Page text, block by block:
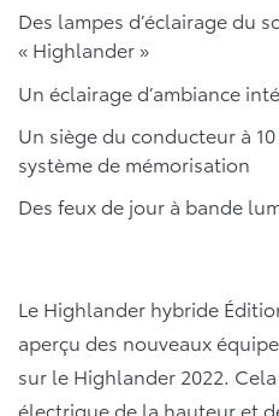
Des lampes d’éclairage du
« Highlander »
Un éclairage d’ambiance
Un siège du conducteur à
système de mémorisation
Des feux de jour à bande
Le Highlander hybride
aperçu des nouveaux
sur le Highlander 2022.
électrique de la hauteur et